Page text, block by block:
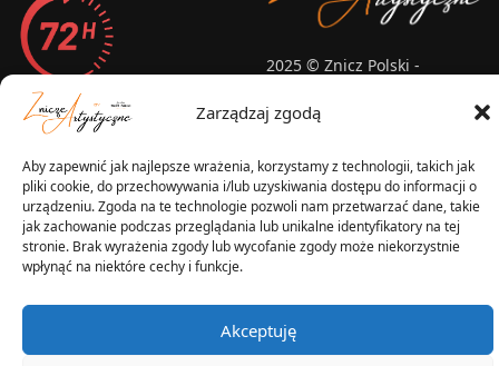
Zarządzaj zgodą
Aby zapewnić jak najlepsze wrażenia, korzystamy z technologii, takich jak
pliki cookie, do przechowywania i/lub uzyskiwania dostępu do informacji o
urządzeniu. Zgoda na te technologie pozwoli nam przetwarzać dane, takie
jak zachowanie podczas przeglądania lub unikalne identyfikatory na tej
stronie. Brak wyrażenia zgody lub wycofanie zgody może niekorzystnie
wpłynąć na niektóre cechy i funkcje.
Akceptuję
2025 © Znicz Polski -
Wszelkie prawa zastrzeżone